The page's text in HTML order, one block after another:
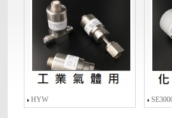
HYW